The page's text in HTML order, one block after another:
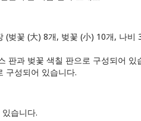
(벚꽃 (大) 8개, 벚꽃 (小) 10개, 나비
판과 벚꽃 색칠 판으로 구성되어 있
구성되어 있습니다.
습니다.